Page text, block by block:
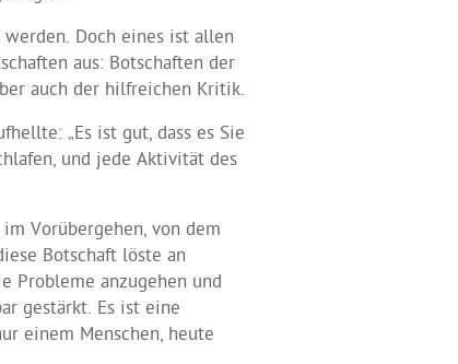
Doch eines ist allen
aus: Botschaften der
auch der hilfreichen Kritik.
„Es ist gut, dass es Sie
und jede Aktivität des
Vorübergehen, von dem
Botschaft löste an
Probleme anzugehen und
gestärkt. Es ist eine
einem Menschen, heute